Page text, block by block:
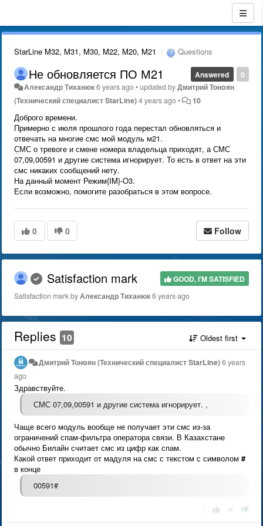
StarLine M32, M31, M30, M22, M20, M21 Questions
0
Answered
Не обновляется ПО М21
Александр Тиханюк6 years ago•updated byДмитрий Тонoян
(Технический специалист StarLine)4 years ago• 10
Доброго времени.
Примерно с июля прошлого года перестал обновляться и
отвечать на многие смс мой модуль м21.
СМС о тревоге и смене номера владельца приходят, а СМС
07,09,00591 и другие система игнорирует. То есть в ответ на эти
смс никаких сообщений нету.
На данный момент Режим{IM}-O3.
Если возможно, помогите разобраться в этом вопросе.
0 0 Follow
GOOD, I'M SATISFIED
Satisfaction mark
Satisfaction mark byАлександр Тиханюк6 years ago
Replies 10 Oldest first
Дмитрий Тонoян (Технический специалист StarLine)6 years
ago
Здравствуйте.
СМС 07,09,00591 и другие система игнорирует. ,
Чаще всего модуль вообще не получает эти смс из-за
ограничений спам-фильтра оператора связи. В Казахстане
обычно Билайн считает смс из цифр как спам.
Какой ответ приходит от мадуля на смс с текстом с символом #
в конце
00591#